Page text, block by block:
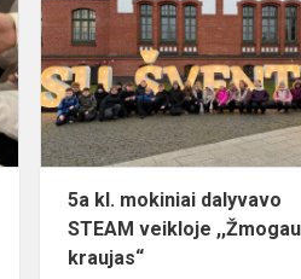
Kalėdom
pasiruošęs!
5a kl. mokiniai dalyvavo
STEAM veikloje
kraujas“